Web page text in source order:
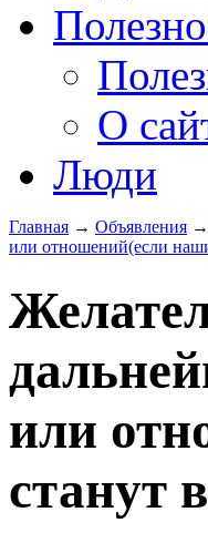
О
Люди
Главная → Объявления →
или отношений(если
или
станут